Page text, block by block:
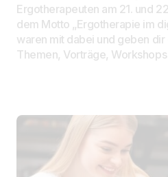
Ergotherapeuten am 21. und
dem Motto „Ergotherapie im
waren mit dabei und geben
Themen, Vorträge,